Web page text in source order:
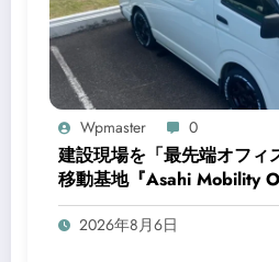
Wpmaster 0
建設現場を「最先端オフィ
移動基地『Asahi Mobility
旭建設が開発
2026年8月6日